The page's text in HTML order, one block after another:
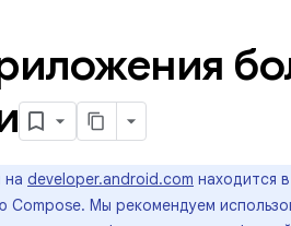
на developer.android.com находится
Compose. Мы рекомендуем